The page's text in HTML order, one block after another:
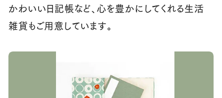
かわいい日記帳など、心を豊かにしてくれる生活
雑貨もご用意しています。